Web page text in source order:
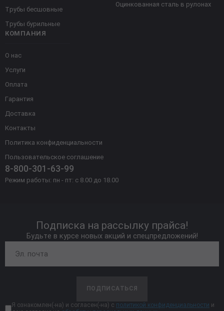
КОМПАНИЯ
О нас
Услуги
Оплата
Гарантия
Доставка
Контакты
Политика конфиденциальности
Пользовательское соглашение
8-800-301-63-99
Режим работы: пн - пт: с 8.00 до 18.00
Трубы бесшовные
Трубы бурильные
Оцинкованная сталь в рулонах
Подписка на рассылку прайса!
Будьте в курсе новых акций и спецпредложений!
ПОДПИСАТЬСЯ
Я ознакомлен(-на) и согласен(-на) с политикой конфиденциальности и